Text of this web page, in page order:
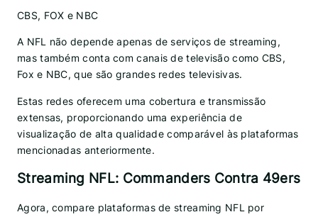
CBS, FOX e NBC
A NFL não depende apenas de serviços de streaming,
mas também conta com canais de televisão como CBS,
Fox e NBC, que são grandes redes televisivas.
Estas redes oferecem uma cobertura e transmissão
extensas, proporcionando uma experiência de
visualização de alta qualidade comparável às plataformas
mencionadas anteriormente.
Streaming NFL: Commanders Contra 49ers
Agora, compare plataformas de streaming NFL por